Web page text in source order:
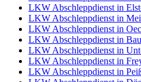
LKW Abschleppdienst in
LKW Abschleppdienst in
LKW Abschleppdienst in
LKW Abschleppdienst in
LKW Abschleppdienst in
LKW Abschleppdienst in
LKW Abschleppdienst in